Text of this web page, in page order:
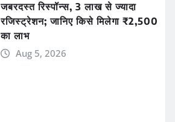
जबरदस्त रिस्पॉन्स, 3 लाख से ज्यादा
रजिस्ट्रेशन; जानिए किसे मिलेगा ₹2,500
का लाभ
Aug 5, 2026